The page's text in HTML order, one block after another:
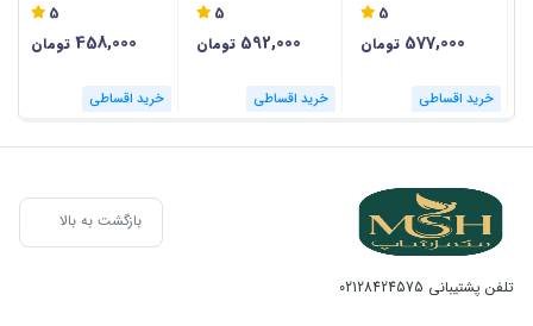
5
577,000 تومان
خرید اقساطی
5
592,000 تومان
خرید اقساطی
5
458,000 تومان
خرید اقساطی
بازگشت به بالا
تلفن پشتیبانی 02128424575